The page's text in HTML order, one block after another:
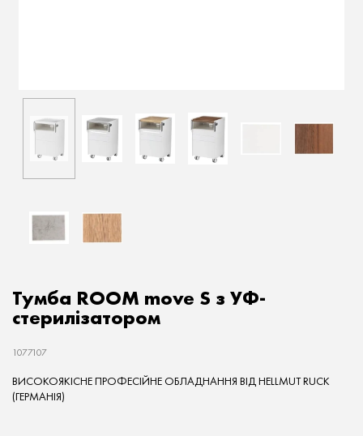
Тумба ROOM move S з УФ-
стерилізатором
1077107
ВИСОКОЯКІСНЕ ПРОФЕСІЙНЕ ОБЛАДНАННЯ ВІД HELLMUT RUCK
(ГЕРМАНІЯ)